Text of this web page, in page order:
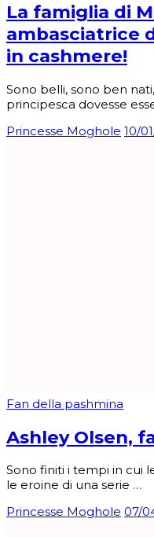
La famiglia di
ambasciatrice
in cashmere!
Sono belli, sono ben
principesca dovesse
Princesse Moghole 10/
Fan della pashmina
Ashley Olsen,
Sono finiti i tempi in cui
le eroine di una serie …
Princesse Moghole 07/